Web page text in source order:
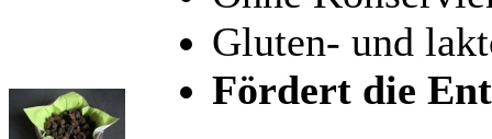
Gluten- und
Fördert die